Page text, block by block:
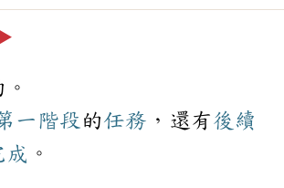
▶️
一 階段 的任務 ，還有後續
成 。